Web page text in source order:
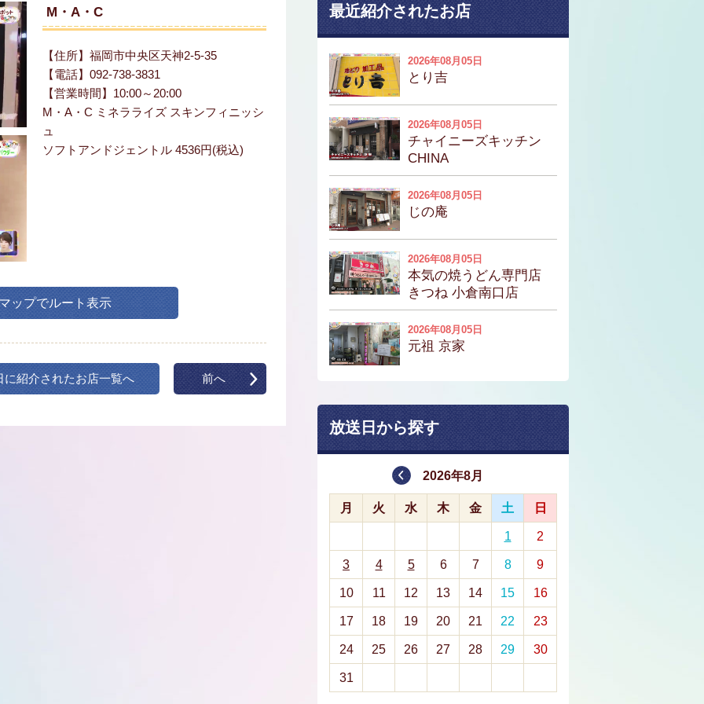
M・A・C
【住所】福岡市中央区天神2-5-35
【電話】092-738-3831
【営業時間】10:00～20:00
M・A・C ミネラライズ スキンフィニッシ
ュ
ソフトアンドジェントル 4536円(税込)
ップでルート表示
に紹介されたお店一覧へ 前へ
最近紹介されたお店
2026年08月05日
とり吉
2026年08月05日
チャイニーズキッチン
CHINA
2026年08月05日
じの庵
2026年08月05日
本気の焼うどん専門店
きつね 小倉南口店
2026年08月05日
元祖 京家
放送日から探す
2026年8月
月 火 水 木 金 土 日
1 2
3 4 5 6 7 8 9
10 11 12 13 14 15 16
17 18 19 20 21 22 23
24 25 26 27 28 29 30
31